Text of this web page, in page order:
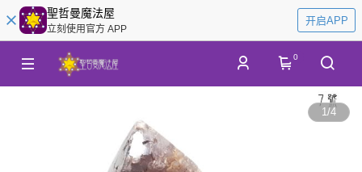
聖哲曼魔法屋
立刻使用官方 APP
开启APP
0
1/4